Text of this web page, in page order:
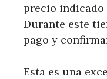
precio indicado
Durante este
pago y
Esta es una